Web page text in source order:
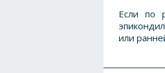
Если по
или